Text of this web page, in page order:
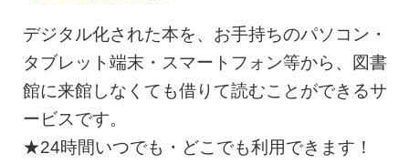
デジタル化された本を、お手持ちのパソコン・
タブレット端末・スマートフォン等から、図書
館に来館しなくても借りて読むことができるサ
ービスです。
★24時間いつでも・どこでも利用できます！